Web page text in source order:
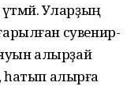
Уларҙың
сувенир­
яуын алырҙай
алырға